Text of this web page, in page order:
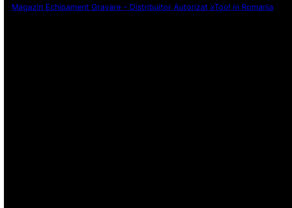
Magazin Echipament Gravare – Distribuitor Autorizat xTool in Romania